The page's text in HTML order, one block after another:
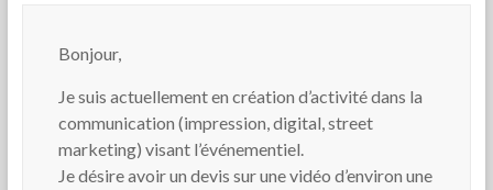
Bonjour,
Je suis actuellement en création d’activité dans la
communication (impression, digital, street
marketing) visant l’événementiel.
Je désire avoir un devis sur une vidéo d’environ une